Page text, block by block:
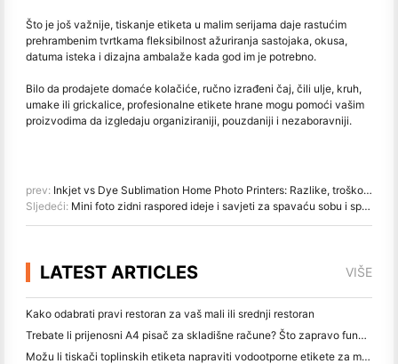
Što je još važnije, tiskanje etiketa u malim serijama daje rastućim
prehrambenim tvrtkama fleksibilnost ažuriranja sastojaka, okusa,
datuma isteka i dizajna ambalaže kada god im je potrebno.
Bilo da prodajete domaće kolačiće, ručno izrađeni čaj, čili ulje, kruh,
umake ili grickalice, profesionalne etikete hrane mogu pomoći vašim
proizvodima da izgledaju organiziraniji, pouzdaniji i nezaboravniji.
prev: Inkjet vs Dye Sublimation Home Photo Printers: Razlike, troškovi i preporuke
Sljedeći: Mini foto zidni raspored ideje i savjeti za spavaću sobu i spavaonicu ukras
LATEST ARTICLES VIŠE
Kako odabrati pravi restoran za vaš mali ili srednji restoran
Trebate li prijenosni A4 pisač za skladišne račune? Što zapravo funkcionira
Možu li tiskači toplinskih etiketa napraviti vodootporne etikete za male proizvode?